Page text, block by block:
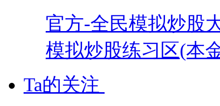
官方-全民模拟炒股
模拟炒股练习区(本
Ta的关注